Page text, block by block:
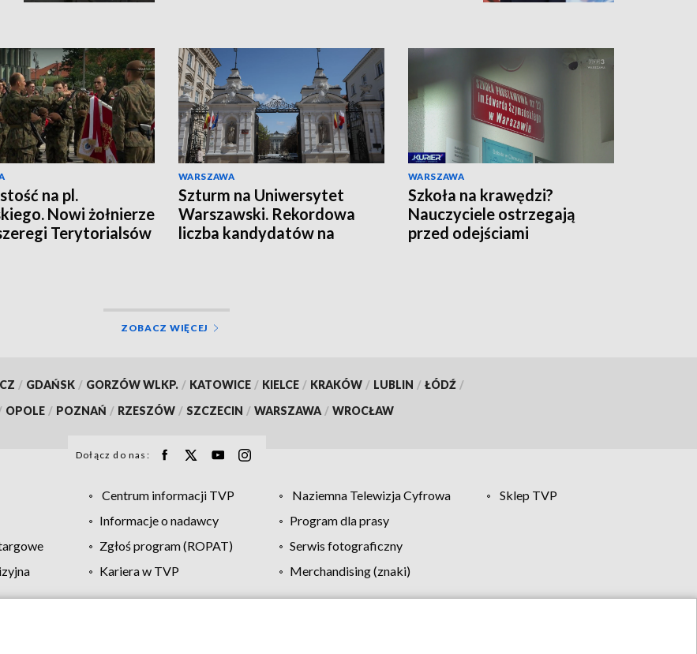
na pl.
Nowi żołnierze
Terytorialsów
WARSZAWA
Szturm na Uniwersytet
Warszawski. Rekordowa
liczba kandydatów na
WARSZAWA
Szkoła na krawędzi?
Nauczyciele ostrzegają
przed odejściami
ZOBACZ WIĘCEJ
/ GDAŃSK / GORZÓW WLKP. / KATOWICE / KIELCE / KRAKÓW / LUBLIN / ŁÓDŹ /
OPOLE / POZNAŃ / RZESZÓW / SZCZECIN / WARSZAWA / WROCŁAW
Dołącz do nas:
Centrum informacji TVP Naziemna Telewizja Cyfrowa
Sklep TVP
Informacje o nadawcy
Program dla prasy
Zgłoś program (ROPAT)
Serwis fotograficzny
Kariera w TVP
Merchandising (znaki)